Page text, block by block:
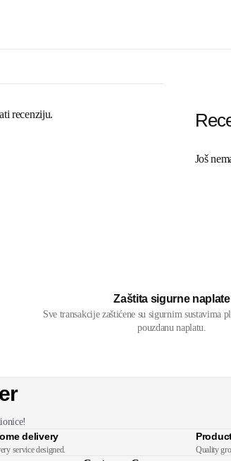
Još
recenziju.
Zaštita sigurne naplate
Sve transakcije zaštićene su sigurnim sustavima
pouzdanu naplatu.
delivery
service designed. Quality